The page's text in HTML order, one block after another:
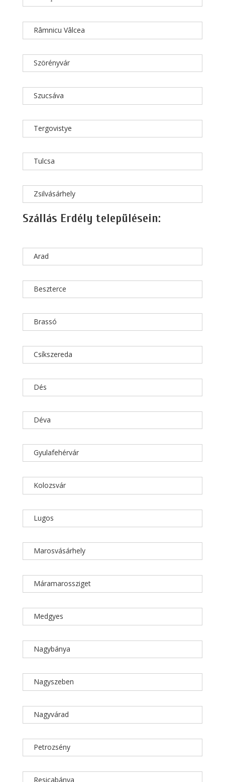
Râmnicu Vâlcea
Szörényvár
Szucsáva
Tergovistye
Tulcsa
Zsilvásárhely
Szállás Erdély településein:
Arad
Beszterce
Brassó
Csíkszereda
Dés
Déva
Gyulafehérvár
Kolozsvár
Lugos
Marosvásárhely
Máramarossziget
Medgyes
Nagybánya
Nagyszeben
Nagyvárad
Petrozsény
Resicabánya